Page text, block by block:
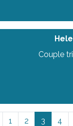
Couple
Previous
1 2 3 4